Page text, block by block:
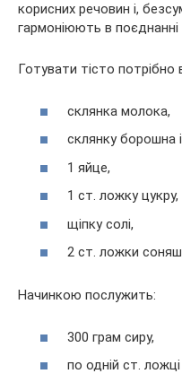
корисних речовин і,
гармоніюють в
Готувати тісто потрібно
склянка молока,
склянку борошна
1 яйце,
1 ст. ложку цукру,
щіпку солі,
2 ст. ложки
Начинкою послужить:
300 грам сиру,
по одній ст.